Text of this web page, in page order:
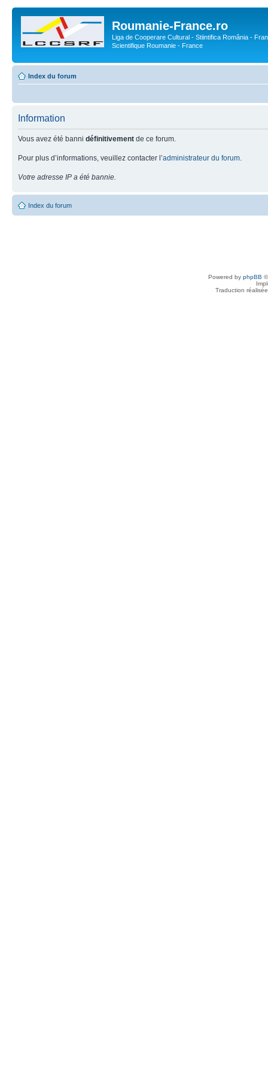
Roumanie-France.ro
Liga de Cooperare Cultural - Stiintifica România -
Scientifique Roumanie - France
Index du forum
Information
Vous avez été banni définitivement de ce forum.
Pour plus d’informations, veuillez contacter l’administrateur du forum
Votre adresse IP a été bannie.
Index du forum
Powered by phpBB
Traduction